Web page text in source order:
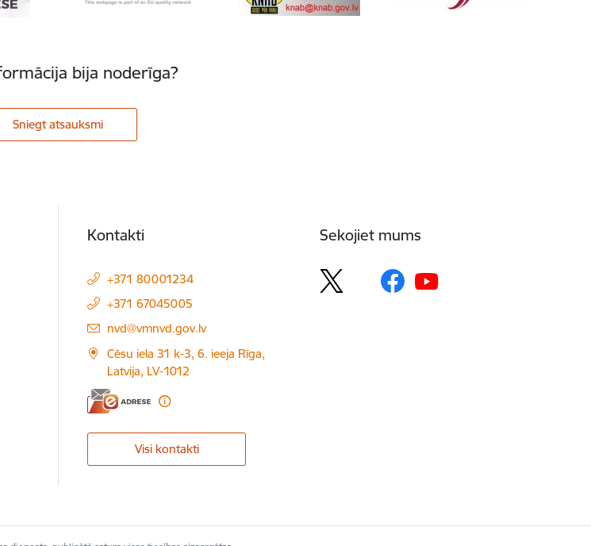
bija noderīga?
Sniegt atsauksmi
Kontakti
+371 80001234
+371 67045005
E-pasts:
nvd@vmnvd.gov.lv
Cēsu iela 31 k-3, 6. ieeja Rīga,
Latvija, LV-1012
Visi kontakti
Sekojiet mums